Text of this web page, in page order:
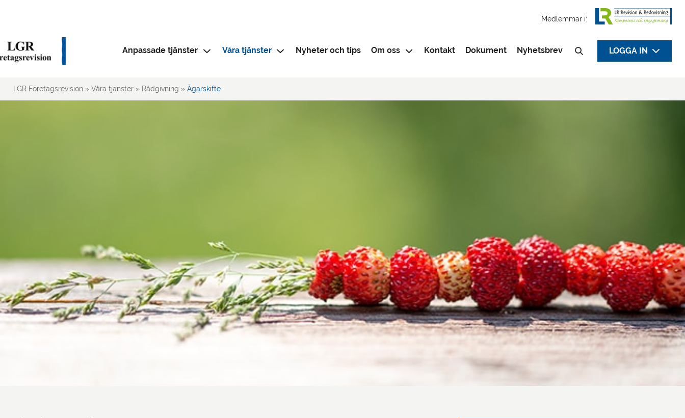
Medlemmar i:
Anpassade tjänster Våra tjänster Nyheter och tips Om oss Kontakt Dokument Nyhetsbrev
Sök efter:
LOGGA IN
LGR Företagsrevision » Våra tjänster » Rådgivning » Ägarskifte